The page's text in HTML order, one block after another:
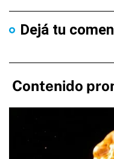
Dejá tu